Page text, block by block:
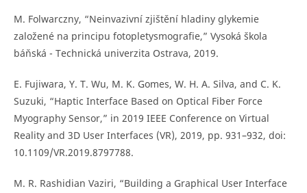
M. Folwarczny, “Neinvazivní zjištění hladiny glykemie
založené na principu fotopletysmografie,” Vysoká škola
báňská - Technická univerzita Ostrava, 2019.
E. Fujiwara, Y. T. Wu, M. K. Gomes, W. H. A. Silva, and C. K.
Suzuki, “Haptic Interface Based on Optical Fiber Force
Myography Sensor,” in 2019 IEEE Conference on Virtual
Reality and 3D User Interfaces (VR), 2019, pp. 931–932, doi:
10.1109/VR.2019.8797788.
M. R. Rashidian Vaziri, “Building a Graphical User Interface